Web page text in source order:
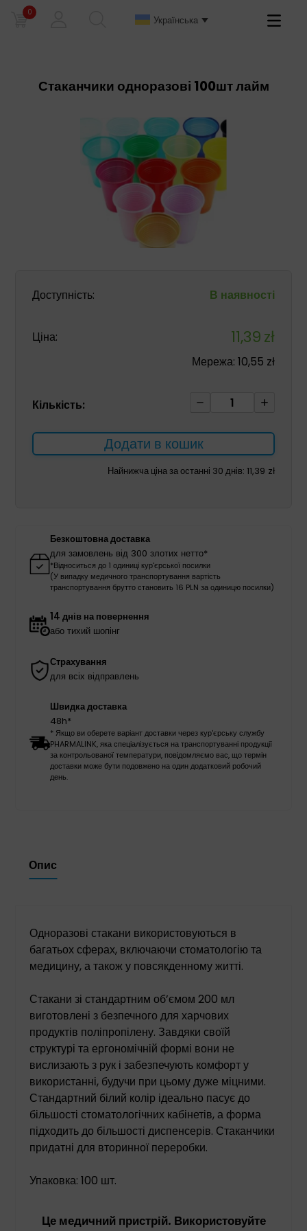
0
Українська
Primary
Стаканчики одноразові 100шт лайм
Доступність: В наявності
Ціна: 11,39zł
Мережа: 10,55 zł
Кількість:
Стаканчики
100шт
кількість
Додати в кошик
Найнижча ціна за останні 30 днів: 11,39 zł
Безкоштовна доставка
для замовлень від 300 злотих нетто*
*Відноситься до 1 одиниці кур'єрської посилки
(У випадку медичного транспортування вартість
транспортування брутто становить 16 PLN за одиницю посилки)
14 днів на повернення
або тихий шопінг
Страхування
для всіх відправлень
Швидка доставка
48h*
* Якщо ви оберете варіант доставки через кур'єрську службу
PHARMALINK, яка спеціалізується на транспортуванні продукції
за контрольованої температури, повідомляємо вас, що термін
доставки може бути подовжено на один додатковий робочий
день.
Опис
Одноразові стакани використовуються в
багатьох сферах, включаючи стоматологію та
медицину, а також у повсякденному житті.
Стакани зі стандартним об’ємом 200 мл
виготовлені з безпечного для харчових
продуктів поліпропілену. Завдяки своїй
структурі та ергономічній формі вони не
вислизають з рук і забезпечують комфорт у
використанні, будучи при цьому дуже міцними.
Стандартний білий колір ідеально пасує до
більшості стоматологічних кабінетів, а форма
підходить до більшості диспенсерів. Стаканчики
придатні для вторинної переробки.
Упаковка: 100 шт.
Це медичний пристрій. Використовуйте